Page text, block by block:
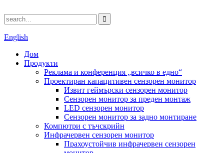
English
Дом
Продукти
Реклама и конференция „всичко в едно“
Проектиран капацитивен сензорен монитор
Извит геймърски сензорен монитор
Сензорен монитор за преден монтаж
LED сензорен монитор
Сензорен монитор за задно монтиране
Компютри с тъчскрийн
Инфрачервен сензорен монитор
Прахоустойчив инфрачервен сензорен